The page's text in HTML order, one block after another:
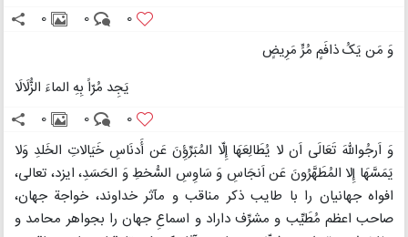
0
0
0
وَ مَن یَکُ ذافَمٍ مُرٍّ مَرِیضٍ
یَجِد مُرّاً بِهِ الماءَ الزُّلَالَا
0
0
0
وَ اَرجُواللهَ تَعَالَی اَن لا یُطَالِعَهَا إِلّا المُبَرِّؤِنَ عَن أَدنَاسِ خَیَالاتِ الخَلدِ وَلا
یَمَسَّهَا إِلا المُطَهَّرُونَ عَن اَنجَاسِ وَ سَاوِسِ السُّخطِ وَ الحَسَدِ، ایزد، تعالی،
افواه جهانیان را با طایب ذکر مناقب و مآثر خداوند، خواجة جهان،
صاحب اعظم مُطَیِّب و مشرِّف داراد و اسماعِ جهان را بجواهر محامد و